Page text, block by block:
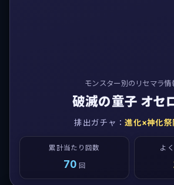
モンスター別のリセマラ情
破滅の童子 オセ
排出ガチャ：進化×神化祭
累計当たり回数
70 回
よ